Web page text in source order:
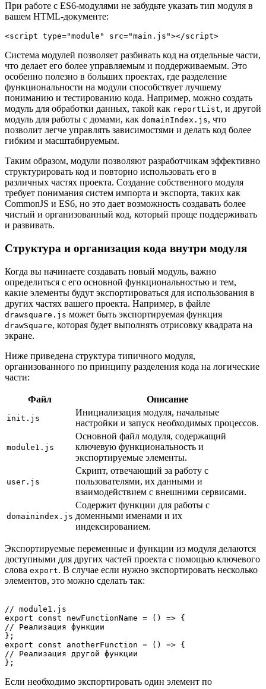
При работе с ES6-модулями не забудьте указать тип модуля в
вашем HTML-документе:
Система модулей позволяет разбивать код на отдельные части,
что делает его более управляемым и поддерживаемым. Это
особенно полезно в больших проектах, где разделение
функциональности на модули способствует лучшему
пониманию и тестированию кода. Например, можно создать
модуль для обработки данных, такой как reportList, и другой
модуль для работы с домами, как domainIndex.js, что
позволит легче управлять зависимостями и делать код более
гибким и масштабируемым.
Таким образом, модули позволяют разработчикам эффективно
структурировать код и повторно использовать его в
различных частях проекта. Создание собственного модуля
требует понимания систем импорта и экспорта, таких как
CommonJS и ES6, но это дает возможность создавать более
чистый и организованный код, который проще поддерживать
и развивать.
Структура и организация кода внутри модуля
Когда вы начинаете создавать новый модуль, важно
определиться с его основной функциональностью и тем,
какие элементы будут экспортироваться для использования в
других частях вашего проекта. Например, в файле
drawsquare.js может быть экспортируемая функция
drawSquare, которая будет выполнять отрисовку квадрата на
экране.
Ниже приведена структура типичного модуля,
организованного по принципу разделения кода на логические
части:
Файл Описание
init.js
Инициализация модуля, начальные
настройки и запуск необходимых процессов.
module1.js
Основной файл модуля, содержащий
ключевую функциональность и
экспортируемые элементы.
user.js
Скрипт, отвечающий за работу с
пользователями, их данными и
взаимодействием с внешними сервисами.
domainindex.js
Содержит функции для работы с
доменными именами и их
индексированием.
Экспортируемые переменные и функции из модуля делаются
доступными для других частей проекта с помощью ключевого
слова export. В случае если нужно экспортировать несколько
элементов, это можно сделать так:
// module1.js
export const newFunctionName = () => {
// Реализация функции
};
export const anotherFunction = () => {
// Реализация другой функции
Если необходимо экспортировать один элемент по